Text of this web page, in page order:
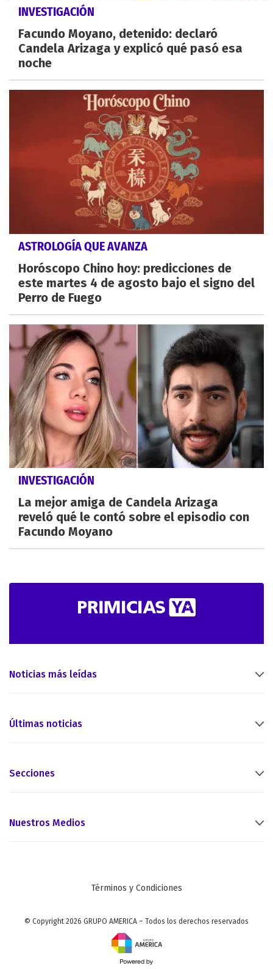
INVESTIGACIÓN
Facundo Moyano, detenido: declaró
Candela Arizaga y explicó qué pasó esa
noche
ASTROLOGÍA QUE AVANZA
Horóscopo Chino hoy: predicciones de
este martes 4 de agosto bajo el signo del
Perro de Fuego
INVESTIGACIÓN
La mejor amiga de Candela Arizaga
reveló qué le contó sobre el episodio con
Facundo Moyano
Noticias más leídas
Últimas noticias
Secciones
Nuestros Medios
Términos y Condiciones
© Copyright 2026 GRUPO AMERICA – Todos los derechos reservados